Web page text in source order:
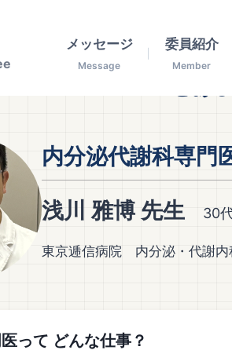
メッセージ
Message
委員紹介
Member
内分泌代謝科専門
浅川 雅博 先生 30
東京逓信病院 内分泌・代謝内
って どんな仕事？